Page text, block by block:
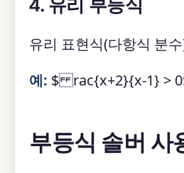
4. 유리 부등식
유리 표현식(다항식 분
예: $ rac{x+2}{x-1} >
부등식 솔버 사